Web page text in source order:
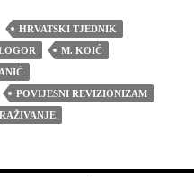
HRVATSKI TJEDNIK
M. KOIĆ
POVIJESNI REVIZIONIZAM